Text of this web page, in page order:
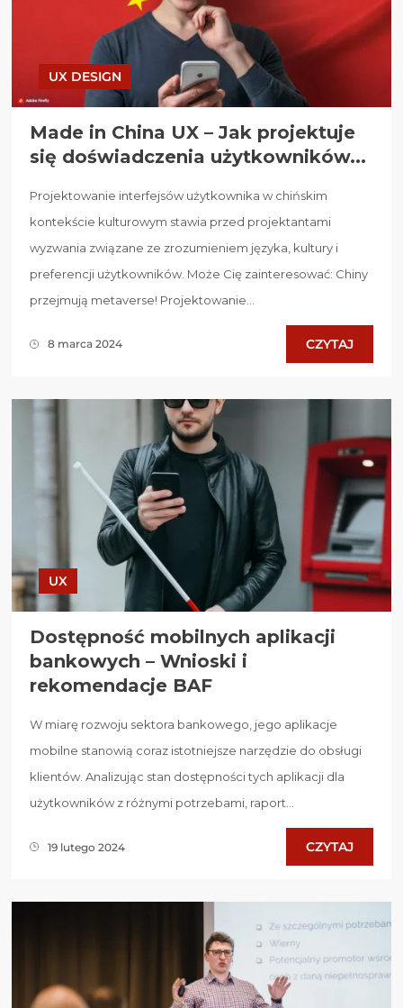
UX DESIGN
Made in China UX – Jak projektuje
się doświadczenia użytkowników...
Projektowanie interfejsów użytkownika w chińskim
kontekście kulturowym stawia przed projektantami
wyzwania związane ze zrozumieniem języka, kultury i
preferencji użytkowników. Może Cię zainteresować: Chiny
przejmują metaverse! Projektowanie...
8 marca 2024 CZYTAJ
UX
Dostępność mobilnych aplikacji
bankowych – Wnioski i
rekomendacje BAF
W miarę rozwoju sektora bankowego, jego aplikacje
mobilne stanowią coraz istotniejsze narzędzie do obsługi
klientów. Analizując stan dostępności tych aplikacji dla
użytkowników z różnymi potrzebami, raport...
19 lutego 2024 CZYTAJ